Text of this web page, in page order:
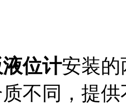
位计安装
不同，提